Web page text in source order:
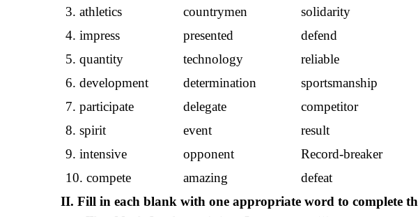
3. athletics
countrymen solidarity
4. impress
presented defend
5. quantity
technology reliable
6. development
determination sportsmanship
7. participate
delegate competitor
8. spirit
event result
9. intensive
opponent Record-breaker
10. compete
amazing defeat
II. Fill in each blank with one appropriate word to complete